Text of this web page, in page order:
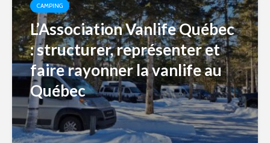
CAMPING
L’Association Vanlife Québec
: structurer, représenter et
faire rayonner la vanlife au
Québec